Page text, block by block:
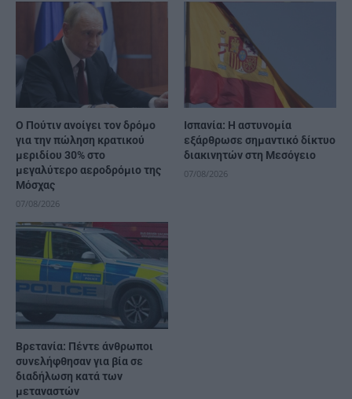
Ο Πούτιν ανοίγει τον δρόμο
για την πώληση κρατικού
μεριδίου 30% στο
μεγαλύτερο αεροδρόμιο της
Μόσχας
07/08/2026
Ισπανία: Η αστυνομία
εξάρθρωσε σημαντικό δίκτυο
διακινητών στη Μεσόγειο
07/08/2026
Βρετανία: Πέντε άνθρωποι
συνελήφθησαν για βία σε
διαδήλωση κατά των
μεταναστών